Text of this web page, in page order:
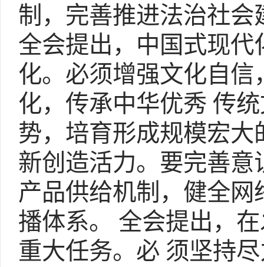
制，完善推进法治社
全会提出，中国式现
化。必须增强文化自
化，传承中华优秀 传
势，培育形成规模宏
新创造活力。要完善
产品供给机制，健全
播体系。 全会提出，
重大任务。必 须坚持